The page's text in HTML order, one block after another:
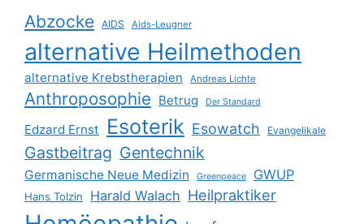
Abzocke AIDS Aids-Leugner
alternative Heilmethoden
alternative Krebstherapien Andreas Lichte
Anthroposophie Betrug Der Standard
Edzard Ernst Esoterik Esowatch Evangelikale
Gastbeitrag Gentechnik
Germanische Neue Medizin Greenpeace GWUP
Hans Tolzin Harald Walach Heilpraktiker